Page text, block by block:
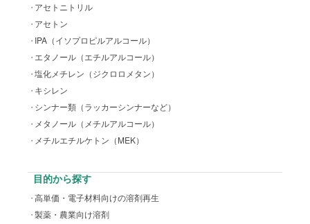
アセトニトリル
アセトン
IPA（イソプロピルアルコール）
エタノール（エチルアルコール）
塩化メチレン（ジクロロメタン）
キシレン
シンナー類（ラッカーシンナーなど）
メタノール（メチルアルコール）
メチルエチルケトン（MEK）
目的から探す
高単価・電子材料向けの溶剤再生
製薬・農業向け溶剤